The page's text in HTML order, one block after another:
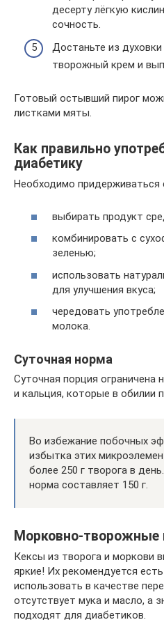
десерту лёгкую
сочность.
Достаньте из
творожный крем и
Готовый остывший пирог
листками мяты.
Как правильно
диабетику
Необходимо придерживаться
выбирать продукт
комбинировать с
зеленью;
использовать
для улучшения вкуса;
чередовать
молока.
Суточная норма
Суточная порция
и кальция, которые в обилии
Во избежание побочных
избытка этих
более 250 г творога в
норма составляет 150 г.
Морковно-творожные
Кексы из творога и моркови
яркие! Их рекомендуется
использовать в качестве
отсутствует мука и масло, а
подходят для диабетиков.